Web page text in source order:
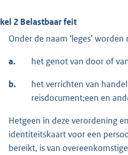
2 Belastbaar feit
Onder de naam ‘leges’
a. het genot van door of
b.
het verrichten van
reisdocument;een en
Hetgeen in deze verordening
identiteitskaart voor een
bereikt, is van